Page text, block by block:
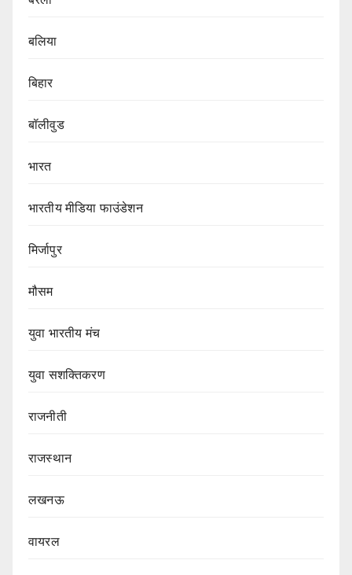
बलिया
बिहार
बॉलीवुड
भारत
भारतीय मीडिया फाउंडेशन
मिर्जापुर
मौसम
युवा भारतीय मंच
युवा सशक्तिकरण
राजनीती
राजस्थान
लखनऊ
वायरल